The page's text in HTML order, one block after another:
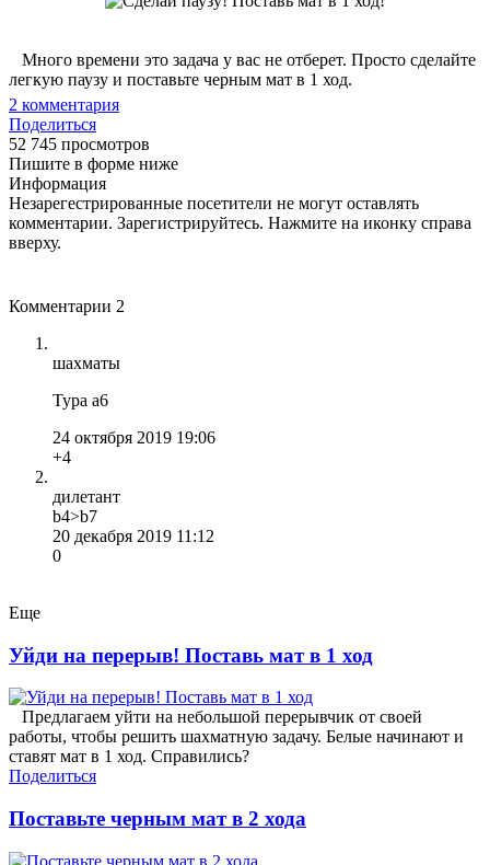
Много времени это задача у вас не отберет. Просто сделайте
легкую паузу и поставьте черным мат в 1 ход.
2 комментария
Поделиться
52 745 просмотров
Пишите в форме ниже
Информация
Незарегестрированные посетители не могут оставлять
комментарии. Зарегистрируйтесь. Нажмите на иконку справа
вверху.
Комментарии 2
шахматы
Тура a6
24 октября 2019 19:06
+4
дилетант
b4>b7
20 декабря 2019 11:12
0
Еще
Уйди на перерыв! Поставь мат в 1 ход
Предлагаем уйти на небольшой перерывчик от своей
работы, чтобы решить шахматную задачу. Белые начинают и
ставят мат в 1 ход. Справились?
Поделиться
Поставьте черным мат в 2 хода